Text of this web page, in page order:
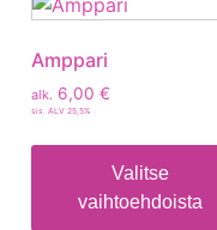
Amppari
alk. 6,00 €
sis. ALV 25,5%
Valitse
vaihtoehdoista